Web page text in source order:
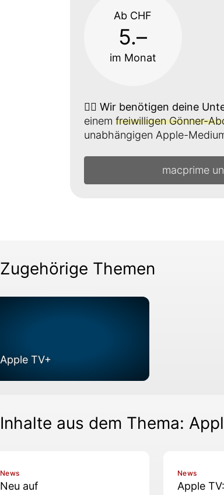
Ab CHF
5.–
im Monat
👉🏼 Wir benötigen deine
einem freiwilligen Gönner-
unabhängigen Apple-
macprime
Zugehörige Themen
Apple TV+
Inhalte aus dem Thema:
News
Neu auf
News
Apple TV: